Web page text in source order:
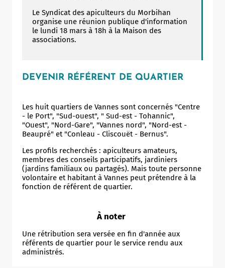
Le Syndicat des apiculteurs du Morbihan
organise une réunion publique d'information
le lundi 18 mars à 18h à la Maison des
associations.
DEVENIR RÉFÉRENT DE QUARTIER
Les huit quartiers de Vannes sont concernés "Centre
- le Port", "Sud-ouest", " Sud-est - Tohannic",
"Ouest", "Nord-Gare", "Vannes nord", "Nord-est -
Beaupré" et "Conleau - Cliscouët - Bernus".
Les profils recherchés : apiculteurs amateurs,
membres des conseils participatifs, jardiniers
(jardins familiaux ou partagés). Mais toute personne
volontaire et habitant à Vannes peut prétendre à la
fonction de référent de quartier.
À noter
Une rétribution sera versée en fin d'année aux
référents de quartier pour le service rendu aux
administrés.